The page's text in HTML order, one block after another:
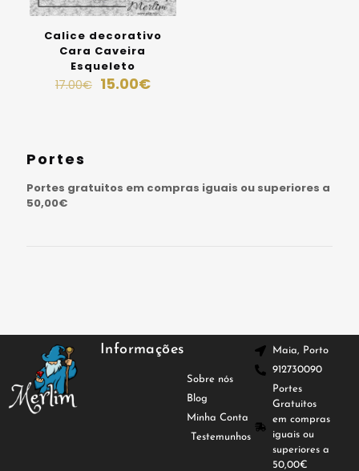
Calice decorativo
Cara Caveira
Esqueleto
17.00€ 15.00€
Portes
Portes gratuitos em compras iguais ou superiores a
50,00€
Informações
Sobre nós
Blog
Minha Conta
Testemunhos
Maia, Porto
912730090
Portes
Gratuitos
em compras
iguais ou
superiores a
50,00€